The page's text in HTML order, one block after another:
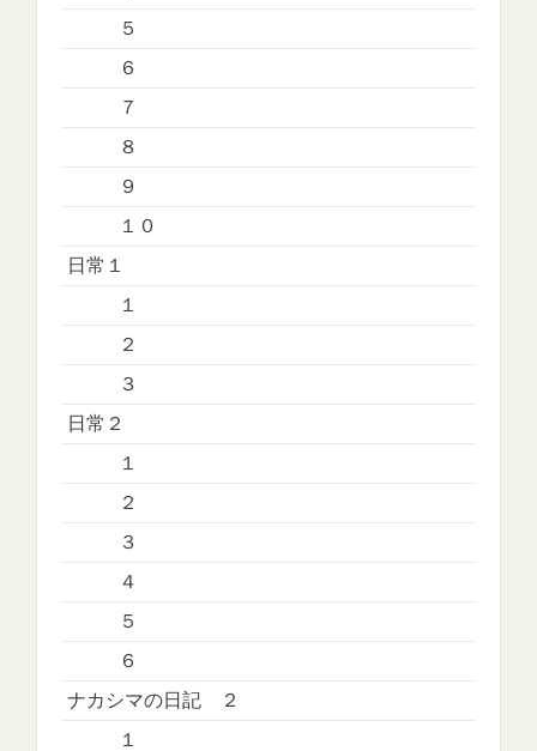
５
６
７
８
９
１０
日常１
１
２
３
日常２
１
２
３
４
５
６
ナカシマの日記 ２
１